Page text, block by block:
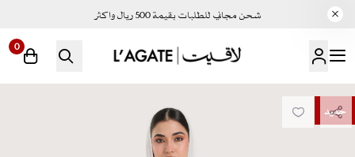
شحن مجاني للطلبات بقيمة 500 ريال واكثر
لاقيت | LAGATE
0
جديد